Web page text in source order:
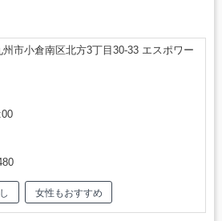
市小倉南区北方3丁目30-33 エスポワー
女性もおすすめ